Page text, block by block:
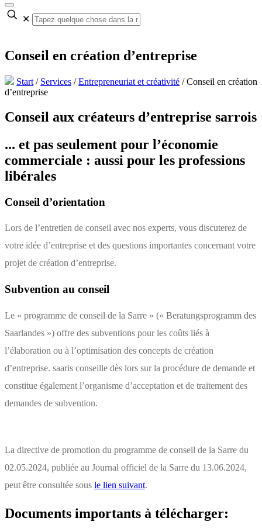
✕
Conseil en création d’entreprise
Start / Services /Entrepreneuriat et créativité /Conseil en création
d’entreprise
Conseil aux créateurs d’entreprise sarrois
... et pas seulement pour l’économie
commerciale : aussi pour les professions
libérales
Conseil d’orientation
Lors de l’entretien de conseil avec nos experts, vous discuterez de
votre idée d’entreprise et des questions importantes concernant votre
projet de création d’entreprise.
Subvention au conseil
Le « programme de conseil de la Sarre » (« Beratungsprogramm des
Saarlandes ») offre des subventions pour les coûts liés à
l’élaboration ou à l’optimisation des concepts de création
d’entreprise. saaris conseille dès lors sur la procédure de demande et
constitue également l’organisme d’acceptation et de traitement des
demandes de subvention.
La directive de promotion du programme de conseil de la Sarre du
02.05.2024, publiée au Journal officiel de la Sarre du 13.06.2024,
peut être consultée sous le lien suivant.
Documents importants à télécharger: